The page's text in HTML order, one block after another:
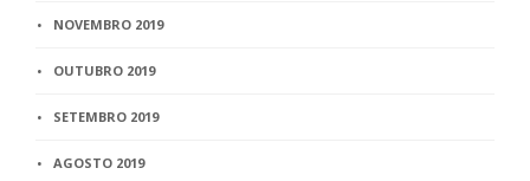
NOVEMBRO 2019
OUTUBRO 2019
SETEMBRO 2019
AGOSTO 2019